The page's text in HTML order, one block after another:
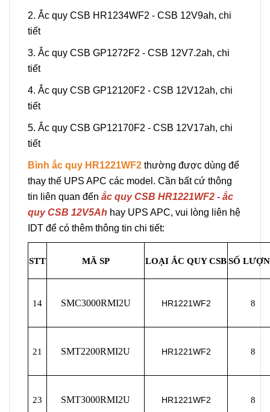
2. Ắc quy CSB HR1234WF2 - CSB 12V9ah, chi
tiết
3. Ắc quy CSB GP1272F2 - CSB 12V7.2ah, chi
tiết
4. Ắc quy CSB GP12120F2 - CSB 12V12ah, chi
tiết
5. Ắc quy CSB GP12170F2 - CSB 12V17ah, chi
tiết
Bình ắc quy HR1221WF2 thường được dùng để
thay thế UPS APC các model. Cần bất cứ thông
tin liên quan đến ắc quy CSB HR1221WF2 - ắc
quy CSB 12V5Ah hay UPS APC, vui lòng liên hệ
IDT để có thêm thông tin chi tiết:
STT MÃ SP LOẠI ẮC QUY CSBSỐ
14 SMC3000RMI2U HR1221WF2 8
21 SMT2200RMI2U HR1221WF2 8
23 SMT3000RMI2U HR1221WF2 8